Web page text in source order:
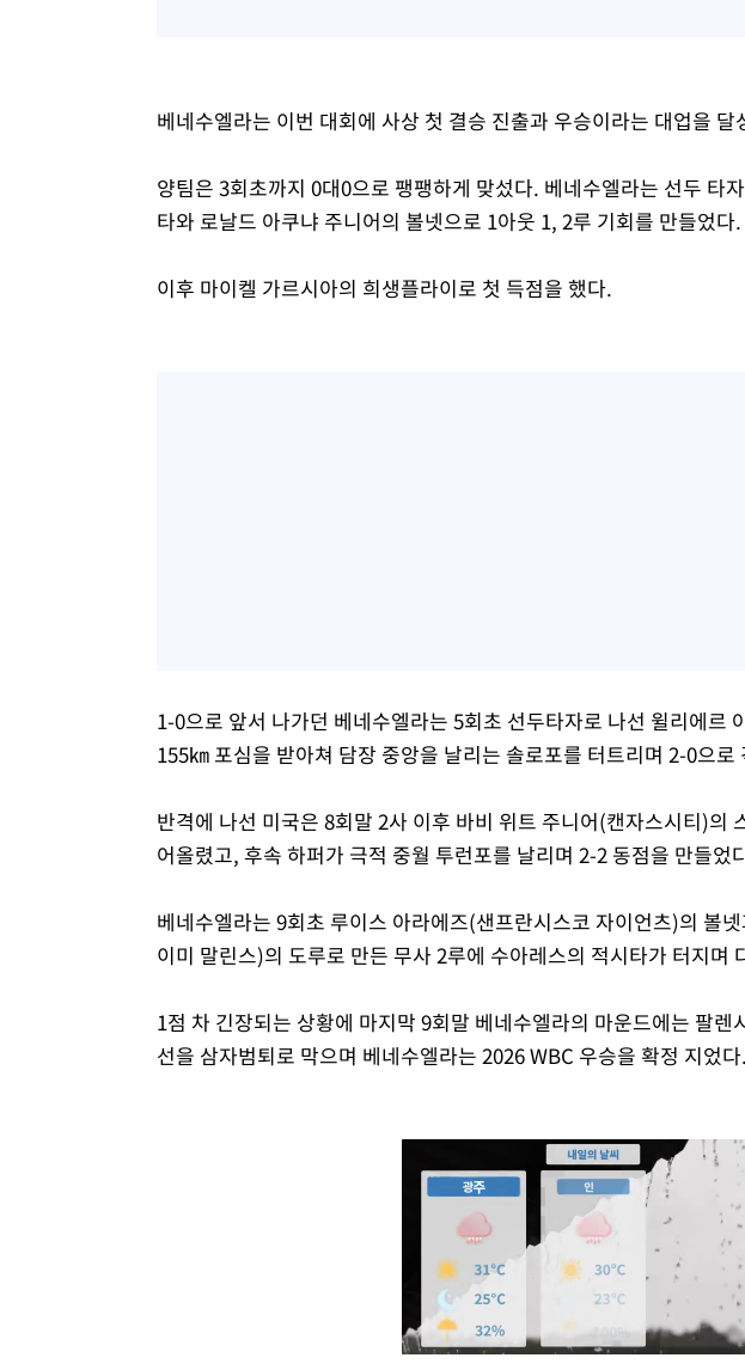
베네수엘라는 이번 대회에 사상 첫 결승 진출과 우승이라는 대업을 달
양팀은 3회초까지 0대0으로 팽팽하게 맞섰다. 베네수엘라는 선두 타
타와 로날드 아쿠냐 주니어의 볼넷으로 1아웃 1, 2루 기회를 만들었다.
이후 마이켈 가르시아의 희생플라이로 첫 득점을 했다.
1-0으로 앞서 나가던 베네수엘라는 5회초 선두타자로 나선 윌리에르
155㎞ 포심을 받아쳐 담장 중앙을 날리는 솔로포를 터트리며 2-0으로
반격에 나선 미국은 8회말 2사 이후 바비 위트 주니어(캔자스시티)의
어올렸고, 후속 하퍼가 극적 중월 투런포를 날리며 2-2 동점을 만들었
베네수엘라는 9회초 루이스 아라에즈(샌프란시스코 자이언츠)의 볼
이미 말린스)의 도루로 만든 무사 2루에 수아레스의 적시타가 터지며
1점 차 긴장되는 상황에 마지막 9회말 베네수엘라의 마운드에는 팔
선을 삼자범퇴로 막으며 베네수엘라는 2026 WBC 우승을 확정 지었다.